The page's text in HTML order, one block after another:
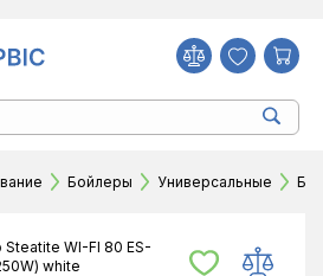
Бойлеры Универсальные
WI-FI 80 ES-
white